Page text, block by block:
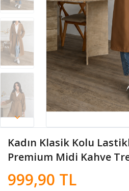
Kadın Klasik Kolu
Premium Midi Kahve
999,90 TL